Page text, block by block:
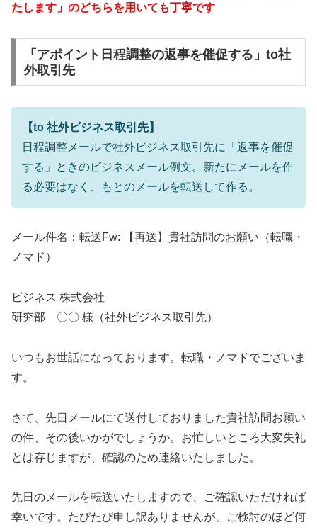
たします」のどちらを用いても丁寧です
「アポイント日程調整の返事を催促する」to社
外取引先
【to 社外ビジネス取引先】
日程調整メールで社外ビジネス取引先に「返事を催促
する」ときのビジネスメール例文。新たにメールを作
る必要はなく、もとのメールを転送して作る。
メール件名：転送Fw: 【再送】貴社訪問のお願い（転職・
ノマド）
ビジネス 株式会社
研究部 〇〇 様（社外ビジネス取引先）
いつもお世話になっております。転職・ノマドでございま
す。
さて、先日メールにて送付しておりました貴社訪問お願い
の件、その後いかがでしょうか。お忙しいところ大変失礼
とは存じますが、確認のため連絡いたしました。
先日のメールを転送いたしますので、ご確認いただければ
幸いです。たびたび申し訳ありませんが、ご検討のほど何